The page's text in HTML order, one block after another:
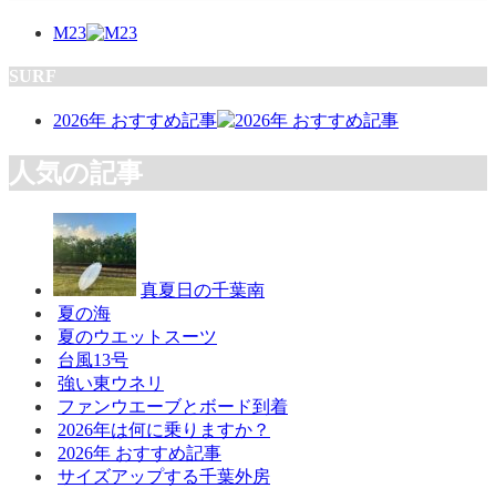
M23
SURF
2026年 おすすめ記事
人気の記事
真夏日の千葉南
夏の海
夏のウエットスーツ
台風13号
強い東ウネリ
ファンウエーブとボード到着
2026年は何に乗りますか？
2026年 おすすめ記事
サイズアップする千葉外房